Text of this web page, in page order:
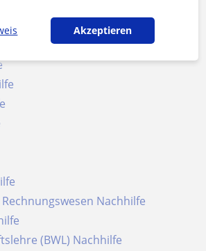
Rechnungswesen Nachhilfe
(BWL) Nachhilfe
Akzeptieren